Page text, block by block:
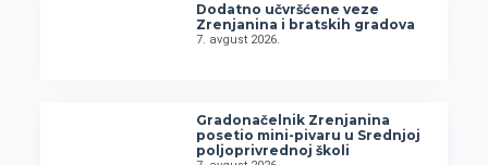
Dodatno učvršćene veze
Zrenjanina i bratskih gradova
7. avgust 2026.
Gradonačelnik Zrenjanina
posetio mini-pivaru u Srednjoj
poljoprivrednoj školi